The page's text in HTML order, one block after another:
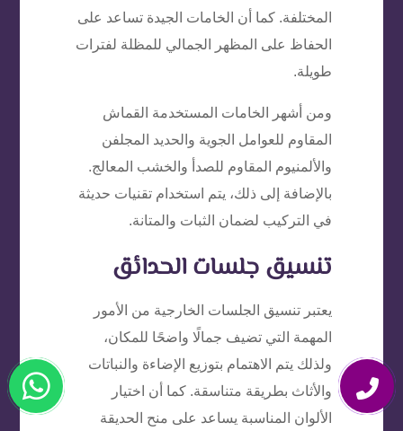
المختلفة. كما أن الخامات الجيدة تساعد على
الحفاظ على المظهر الجمالي للمظلة لفترات
طويلة.
ومن أشهر الخامات المستخدمة القماش
المقاوم للعوامل الجوية والحديد المجلفن
والألمنيوم المقاوم للصدأ والخشب المعالج.
بالإضافة إلى ذلك، يتم استخدام تقنيات حديثة
في التركيب لضمان الثبات والمتانة.
تنسيق جلسات الحدائق
يعتبر تنسيق الجلسات الخارجية من الأمور
المهمة التي تضيف جمالًا واضحًا للمكان،
ولذلك يتم الاهتمام بتوزيع الإضاءة والنباتات
والأثاث بطريقة متناسقة. كما أن اختيار
الألوان المناسبة يساعد على منح الحديقة